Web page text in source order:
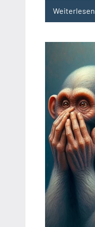
Weiterlesen